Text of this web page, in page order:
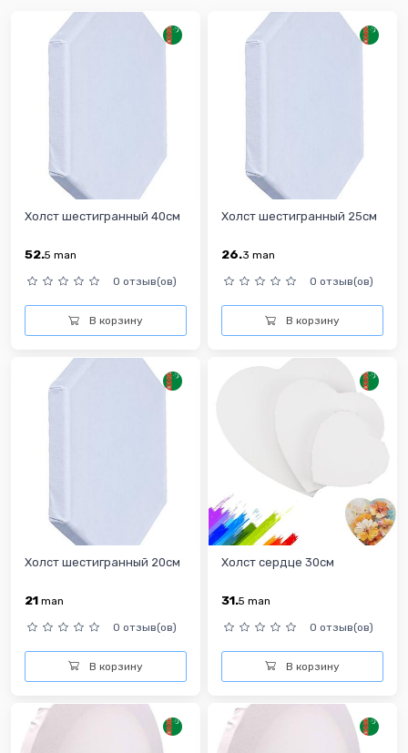
Холст шестигранный 40см
52.5 man
0 отзыв(ов)
В корзину
Холст шестигранный 25см
26.3 man
0 отзыв(ов)
В корзину
Холст шестигранный 20см
21 man
0 отзыв(ов)
В корзину
Холст сердце 30см
31.5 man
0 отзыв(ов)
В корзину